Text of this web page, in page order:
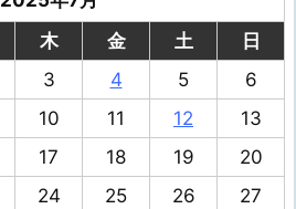
木 金 土
日
3 4 5
6
10 11 12
13
17 18 19
20
24 25 26
27